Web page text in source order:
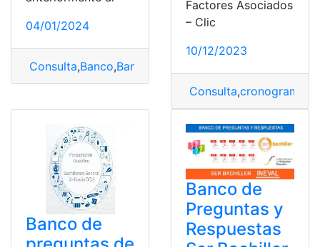
04/01/2024
Consulta,Banco,Banco de Preguntas
Factores Asociados
– Clic
10/12/2023
Consulta,cronograma
Banco de
Banco de
Preguntas y
Respuestas